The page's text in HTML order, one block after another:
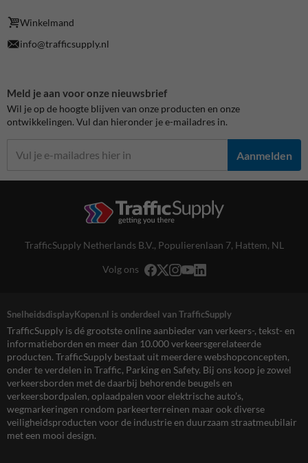
Winkelmand
info@trafficsupply.nl
Meld je aan voor onze nieuwsbrief
Wil je op de hoogte blijven van onze producten en onze
ontwikkelingen. Vul dan hieronder je e-mailadres in.
Aanmelden
TrafficSupply Netherlands B.V., Populierenlaan 7, Hattem, NL
Volg ons
SnelheidsdisplayKopen.nl is onderdeel van TrafficSupply
TrafficSupply is dé grootste online aanbieder van verkeers-, tekst- en
informatieborden en meer dan 10.000 verkeersgerelateerde
producten. TrafficSupply bestaat uit meerdere webshopconcepten,
onder te verdelen in Traffic, Parking en Safety. Bij ons koop je zowel
verkeersborden met de daarbij behorende beugels en
verkeersbordpalen, oplaadpalen voor elektrische auto’s,
wegmarkeringen rondom parkeerterreinen maar ook diverse
veiligheidsproducten voor de industrie en duurzaam straatmeubilair
met een mooi design.